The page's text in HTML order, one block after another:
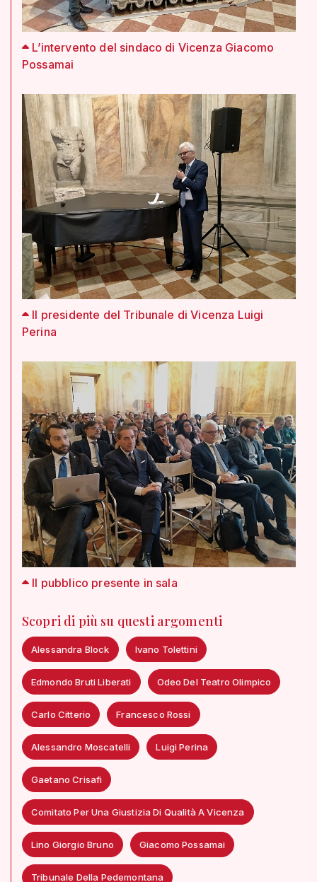
L’intervento del sindaco di Vicenza Giacomo
Possamai
Il presidente del Tribunale di Vicenza Luigi
Perina
Il pubblico presente in sala
Scopri di più su questi argomenti
Alessandra Block Ivano Tolettini
Edmondo Bruti Liberati Odeo Del Teatro Olimpico
Carlo Citterio Francesco Rossi
Alessandro Moscatelli Luigi Perina
Gaetano Crisafi
Comitato Per Una Giustizia Di Qualità A Vicenza
Lino Giorgio Bruno Giacomo Possamai
Tribunale Della Pedemontana